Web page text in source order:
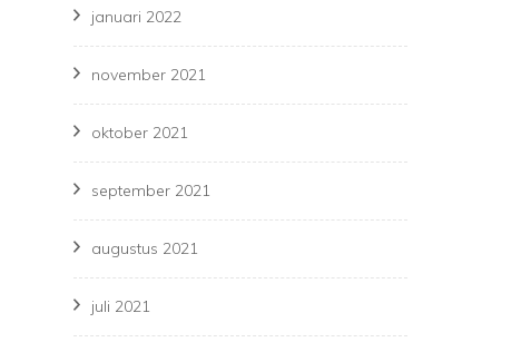
januari 2022
november 2021
oktober 2021
september 2021
augustus 2021
juli 2021